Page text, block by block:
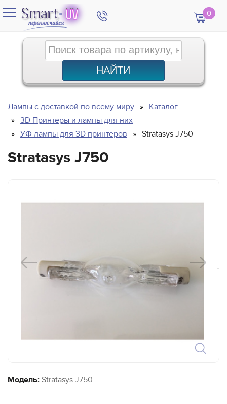
0
Лампы с доставкой по всему миру
Каталог
3D Принтеры и лампы для них
УФ лампы для 3D принтеров
Stratasys J750
Stratasys J750
`
Модель: Stratasys J750